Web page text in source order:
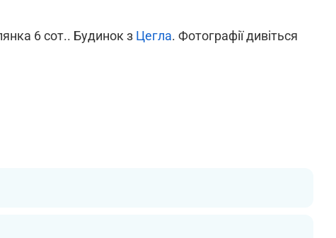
6 сот.. Будинок з Цегла. Фотографії дивіться